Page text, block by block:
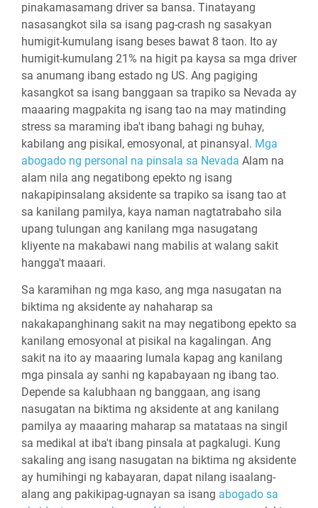
pinakamasamang driver sa bansa. Tinatayang
nasasangkot sila sa isang pag-crash ng sasakyan
humigit-kumulang isang beses bawat 8 taon. Ito ay
humigit-kumulang 21% na higit pa kaysa sa mga driver
sa anumang ibang estado ng US. Ang pagiging
kasangkot sa isang banggaan sa trapiko sa Nevada ay
maaaring magpakita ng isang tao na may matinding
stress sa maraming iba't ibang bahagi ng buhay,
kabilang ang pisikal, emosyonal, at pinansyal. Mga
abogado ng personal na pinsala sa Nevada Alam na
alam nila ang negatibong epekto ng isang
nakapipinsalang aksidente sa trapiko sa isang tao at
sa kanilang pamilya, kaya naman nagtatrabaho sila
upang tulungan ang kanilang mga nasugatang
kliyente na makabawi nang mabilis at walang sakit
hangga't maaari.
Sa karamihan ng mga kaso, ang mga nasugatan na
biktima ng aksidente ay nahaharap sa
nakakapanghinang sakit na may negatibong epekto sa
kanilang emosyonal at pisikal na kagalingan. Ang
sakit na ito ay maaaring lumala kapag ang kanilang
mga pinsala ay sanhi ng kapabayaan ng ibang tao.
Depende sa kalubhaan ng banggaan, ang isang
nasugatan na biktima ng aksidente at ang kanilang
pamilya ay maaaring maharap sa matataas na singil
sa medikal at iba't ibang pinsala at pagkalugi. Kung
sakaling ang isang nasugatan na biktima ng aksidente
ay humihingi ng kabayaran, dapat nilang isaalang-
alang ang pakikipag-ugnayan sa isang abogado sa